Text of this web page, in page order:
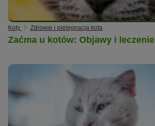
Koty Zdrowie i pielęgnacja kota
Zaćma u kotów: Objawy i leczenie